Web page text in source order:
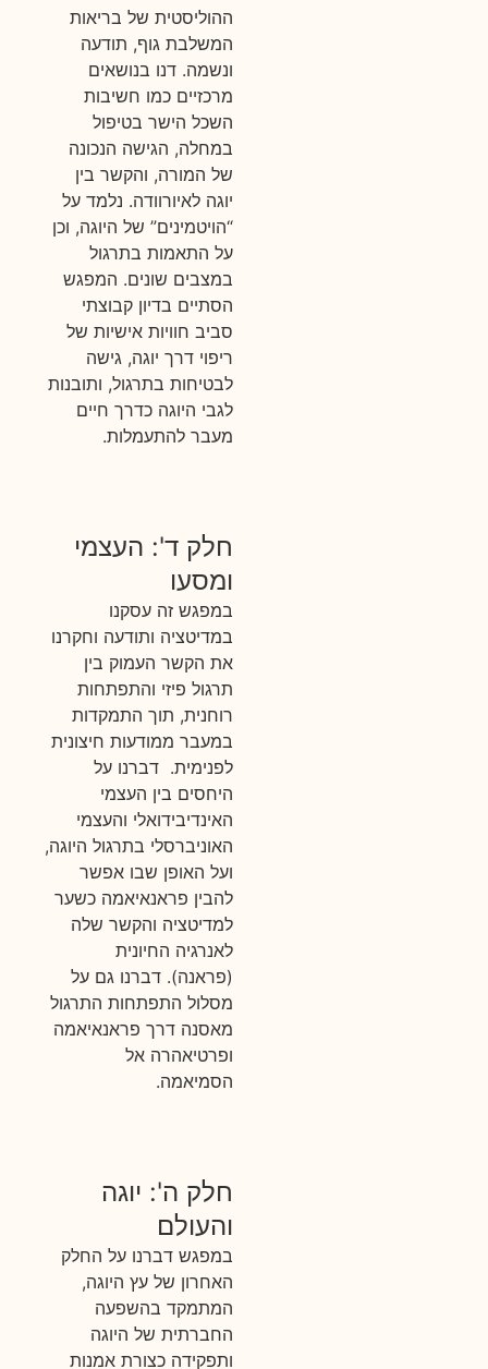
ההוליסטית של בריאות
המשלבת גוף, תודעה
ונשמה. דנו בנושאים
מרכזיים כמו חשיבות
השכל הישר בטיפול
במחלה, הגישה הנכונה
של המורה, והקשר בין
יוגה לאיורוודה. נלמד על
“הויטמינים” של היוגה, וכן
על התאמות בתרגול
במצבים שונים. המפגש
הסתיים בדיון קבוצתי
סביב חוויות אישיות של
ריפוי דרך יוגה, גישה
לבטיחות בתרגול, ותובנות
לגבי היוגה כדרך חיים
מעבר להתעמלות.
חלק ד': העצמי
ומסעו
במפגש זה עסקנו
במדיטציה ותודעה וחקרנו
את הקשר העמוק בין
תרגול פיזי והתפתחות
רוחנית, תוך התמקדות
במעבר ממודעות חיצונית
לפנימית. דברנו על
היחסים בין העצמי
האינדיבידואלי והעצמי
האוניברסלי בתרגול היוגה,
ועל האופן שבו אפשר
להבין פראנאיאמה כשער
למדיטציה והקשר שלה
לאנרגיה החיונית
(פראנה). דברנו גם על
מסלול התפתחות התרגול
מאסנה דרך פראנאיאמה
ופרטיאהרה אל
הסמיאמה.
חלק ה': יוגה
והעולם
במפגש דברנו על החלק
האחרון של עץ היוגה,
המתמקד בהשפעה
החברתית של היוגה
ותפקידה כצורת אמנות